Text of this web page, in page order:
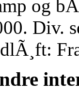
og
Div.